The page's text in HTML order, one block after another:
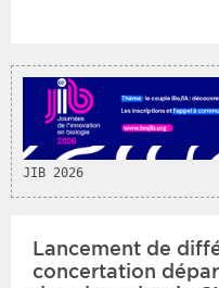
JIB 2026
Lancement de
concertation